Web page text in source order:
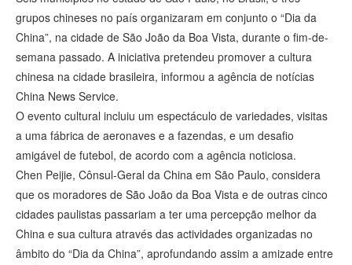
grupos chineses no país organizaram em conjunto o “Dia da
China”, na cidade de São João da Boa Vista, durante o fim-de-
semana passado. A iniciativa pretendeu promover a cultura
chinesa na cidade brasileira, informou a agência de notícias
China News Service.
O evento cultural incluiu um espectáculo de variedades, visitas
a uma fábrica de aeronaves e a fazendas, e um desafio
amigável de futebol, de acordo com a agência noticiosa.
Chen Peijie, Cônsul-Geral da China em São Paulo, considera
que os moradores de São João da Boa Vista e de outras cinco
cidades paulistas passariam a ter uma percepção melhor da
China e sua cultura através das actividades organizadas no
âmbito do “Dia da China”, aprofundando assim a amizade entre